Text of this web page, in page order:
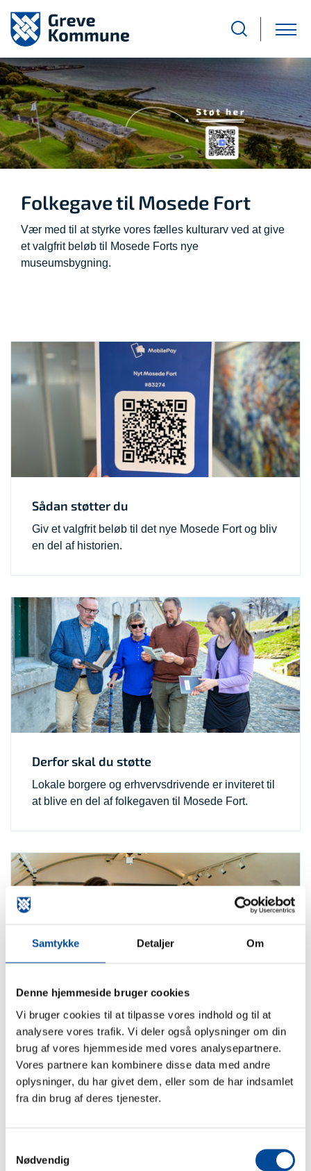
Samtykke Detaljer Om
Denne hjemmeside bruger cookies
Vi bruger cookies til at tilpasse vores indhold og til at
analysere vores trafik. Vi deler også oplysninger om din
brug af vores hjemmeside med vores analysepartnere.
Vores partnere kan kombinere disse data med andre
oplysninger, du har givet dem, eller som de har indsamlet
fra din brug af deres tjenester.
Nødvendig
Folkegave til Mosede Fort
Vær med til at styrke vores fælles kulturarv ved at give
et valgfrit beløb til Mosede Forts nye
museumsbygning.
Sådan støtter du
Giv et valgfrit beløb til det nye Mosede Fort og bliv
en del af historien.
Derfor skal du støtte
Lokale borgere og erhvervsdrivende er inviteret til
at blive en del af folkegaven til Mosede Fort.
Det nye Mosede Fort
Den nye Mosede Fort får en museumsbygning
med bedre plads til formidling og et spisested.
Følg byggeriet her.